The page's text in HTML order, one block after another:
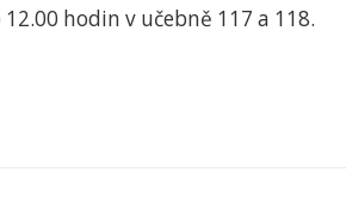
hodin v učebně 117 a 118.